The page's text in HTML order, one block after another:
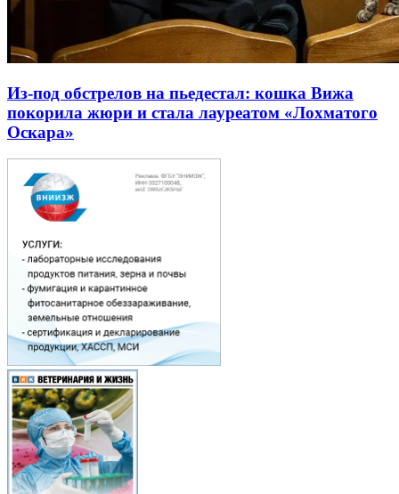
Из-под обстрелов на пьедестал: кошка Вижа
покорила жюри и стала лауреатом «Лохматого
Оскара»